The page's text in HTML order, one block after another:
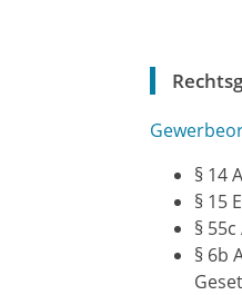
§ 14
§ 15
§
§ 6b